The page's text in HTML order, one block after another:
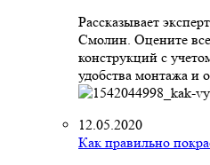
Рассказывает
Смолин. Оцените
конструкций с
удобства монтажа и
12.05.2020
Как правильно